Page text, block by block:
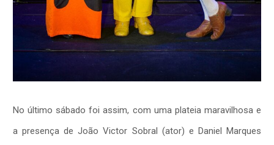
No último sábado foi assim, com uma plateia maravilhosa e
a presença de João Victor Sobral (ator) e Daniel Marques